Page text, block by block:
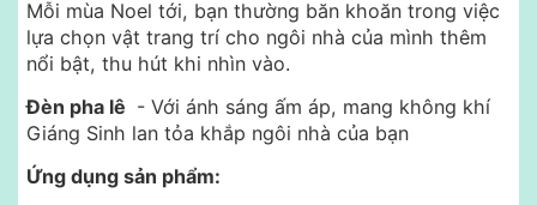
Mỗi mùa Noel tới, bạn thường băn khoăn trong việc
lựa chọn vật trang trí cho ngôi nhà của mình thêm
nổi bật, thu hút khi nhìn vào.
Đèn pha lê - Với ánh sáng ấm áp, mang không khí
Giáng Sinh lan tỏa khắp ngôi nhà của bạn
Ứng dụng sản phẩm: